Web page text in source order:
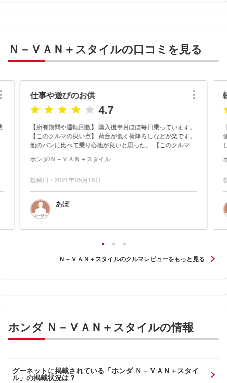
Ｎ－ＶＡＮ＋スタイルの口コミを見る
仕事や遊びのお供
4.7
【所有期間や運転回数】 購入後半月ほぼ毎日乗っています。
【このクルマの良い点】 荷台が低く荷降ろしなどが楽です。
他のバンに比べて乗り心地が良いと思った。 【このクルマの
気になる点】 グローブボックスが無いのが不満 割と...
ホンダ/Ｎ－ＶＡＮ＋スタイル
投稿日：2021年05月16日
あぽ
Ｎ－ＶＡＮ＋スタイルのクルマレビューをもっと見る
ホンダ Ｎ－ＶＡＮ＋スタイルの情報
グーネットに掲載されている「ホンダ Ｎ－ＶＡＮ＋スタイ
ル」の掲載状況は？